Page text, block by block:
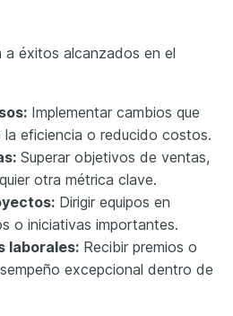
a éxitos alcanzados en el
Implementar cambios que
la eficiencia o reducido costos.
Superar objetivos de ventas,
otra métrica clave.
Dirigir equipos en
o iniciativas importantes.
laborales: Recibir premios o
excepcional dentro de